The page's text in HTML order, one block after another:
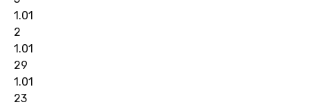
1.01
2
1.01
29
1.01
23